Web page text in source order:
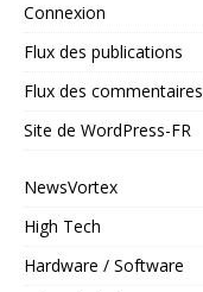
Connexion
Flux des publications
Flux des commentaires
Site de WordPress-FR
NewsVortex
High Tech
Hardware / Software